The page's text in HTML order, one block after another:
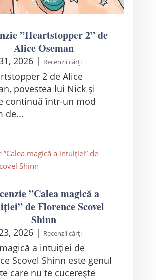
”Heartstopper 2” de
Alice Oseman
2026| Recenzii cărți
2 de Alice
povestea lui Nick și
continuă într-un mod
de...
”Calea magică a
de Florence Scovel
Shinn
2026| Recenzii cărți
a intuiției de
Scovel Shinn este genul
care nu te cucerește